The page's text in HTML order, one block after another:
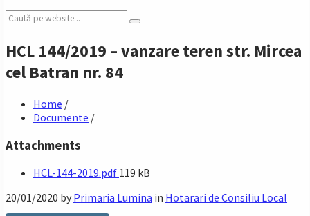
Search:
HCL 144/2019 – vanzare teren str. Mircea
cel Batran nr. 84
Home /
Documente /
Attachments
HCL-144-2019.pdf File
119 kB
20/01/2020 by Primaria Lumina in Hotarari de Consiliu Local